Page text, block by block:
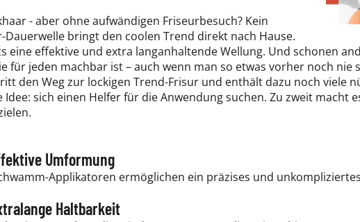
- aber ohne aufwändigen Friseurbesuch? Kein
Dauerwelle bringt den coolen Trend direkt nach Hause.
effektive und extra langanhaltende Wellung. Und schonen
für jeden machbar ist – auch wenn man so etwas vorher noch
den Weg zur lockigen Trend-Frisur und enthält dazu noch viele
sich einen Helfer für die Anwendung suchen. Zu zweit macht
Umformung
Applikatoren ermöglichen ein präzises und
Haltbarkeit